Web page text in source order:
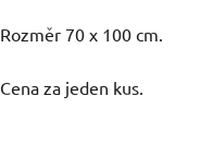
Rozměr 70 x 100 cm.
Cena za jeden kus.